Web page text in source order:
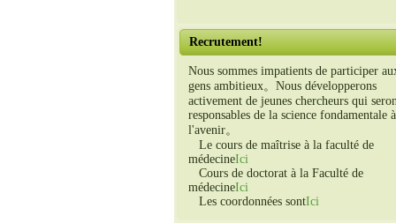
Recrutement!
Nous sommes impatients de participer
gens ambitieux。Nous développerons
activement de jeunes chercheurs qui
responsables de la science fondamentale à
l'avenir。
Le cours de maîtrise à la faculté de
médecineIci
Cours de doctorat à la Faculté de
médecineIci
Les coordonnées sontIci